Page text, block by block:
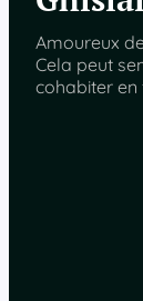
Amoureux
Cela peut
cohabiter en